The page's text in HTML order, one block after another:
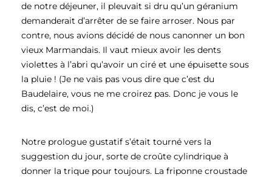
de notre déjeuner, il pleuvait si dru qu’un géranium
demanderait d’arrêter de se faire arroser. Nous par
contre, nous avions décidé de nous canonner un bon
vieux Marmandais. Il vaut mieux avoir les dents
violettes à l’abri qu’avoir un ciré et une épuisette sous
la pluie ! (Je ne vais pas vous dire que c’est du
Baudelaire, vous ne me croirez pas. Donc je vous le
dis, c’est de moi.)
Notre prologue gustatif s’était tourné vers la
suggestion du jour, sorte de croûte cylindrique à
donner la trique pour toujours. La friponne croustade